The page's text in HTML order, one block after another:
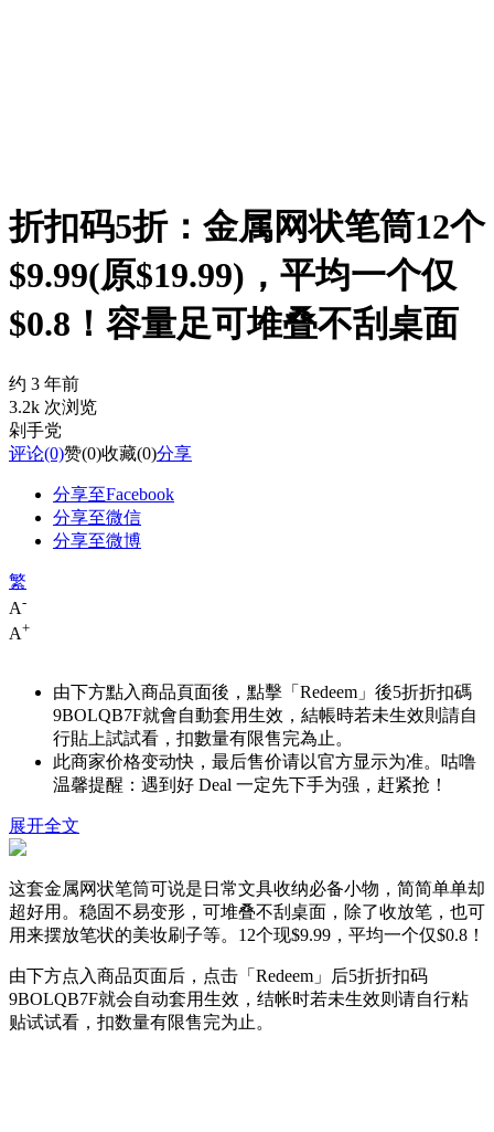
折扣码5折：金属网状笔筒12个
$9.99(原$19.99)，平均一个仅
$0.8！容量足可堆叠不刮桌面
约 3 年前
3.2k 次浏览
剁手党
评论(0)赞(0)收藏(0)分享
分享至Facebook
分享至微信
分享至微博
繁
A-
A+
由下方點入商品頁面後，點擊「Redeem」後5折折扣碼
9BOLQB7F就會自動套用生效，結帳時若未生效則請自
行貼上試試看，扣數量有限售完為止。
此商家价格变动快，最后售价请以官方显示为准。咕噜
温馨提醒：遇到好 Deal 一定先下手为强，赶紧抢！
展开全文
这套金属网状笔筒可说是日常文具收纳必备小物，简简单单却
超好用。稳固不易变形，可堆叠不刮桌面，除了收放笔，也可
用来摆放笔状的美妆刷子等。12个现$9.99，平均一个仅$0.8！
由下方点入商品页面后，点击「Redeem」后5折折扣码
9BOLQB7F就会自动套用生效，结帐时若未生效则请自行粘
贴试试看，扣数量有限售完为止。